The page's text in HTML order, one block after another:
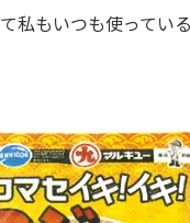
私もいつも使ってい